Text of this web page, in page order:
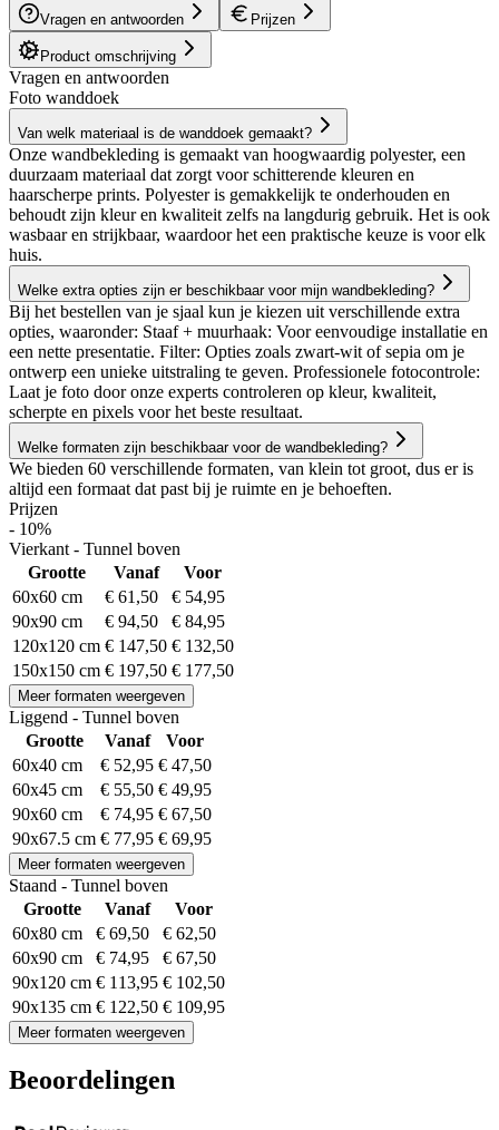
Vragen en antwoorden Prijzen
Product omschrijving
Vragen en antwoorden
Foto wanddoek
Van welk materiaal is de wanddoek gemaakt?
Onze wandbekleding is gemaakt van hoogwaardig polyester, een
duurzaam materiaal dat zorgt voor schitterende kleuren en
haarscherpe prints. Polyester is gemakkelijk te onderhouden en
behoudt zijn kleur en kwaliteit zelfs na langdurig gebruik. Het is ook
wasbaar en strijkbaar, waardoor het een praktische keuze is voor elk
huis.
Welke extra opties zijn er beschikbaar voor mijn wandbekleding?
Bij het bestellen van je sjaal kun je kiezen uit verschillende extra
opties, waaronder: Staaf + muurhaak: Voor eenvoudige installatie en
een nette presentatie. Filter: Opties zoals zwart-wit of sepia om je
ontwerp een unieke uitstraling te geven. Professionele fotocontrole:
Laat je foto door onze experts controleren op kleur, kwaliteit,
scherpte en pixels voor het beste resultaat.
Welke formaten zijn beschikbaar voor de wandbekleding?
We bieden 60 verschillende formaten, van klein tot groot, dus er is
altijd een formaat dat past bij je ruimte en je behoeften.
Prijzen
- 10%
Vierkant - Tunnel boven
Grootte
Vanaf
Voor
60x60 cm
€ 61,50
€ 54,95
90x90 cm
€ 94,50
€ 84,95
120x120 cm € 147,50 € 132,50
150x150 cm € 197,50 € 177,50
Meer formaten weergeven
Liggend - Tunnel boven
Grootte
Vanaf
Voor
60x40 cm
€ 52,95 € 47,50
60x45 cm
€ 55,50 € 49,95
90x60 cm
€ 74,95 € 67,50
90x67.5 cm € 77,95 € 69,95
Meer formaten weergeven
Staand - Tunnel boven
Grootte
Vanaf
Voor
60x80 cm
€ 69,50
€ 62,50
60x90 cm
€ 74,95
€ 67,50
90x120 cm € 113,95 € 102,50
90x135 cm € 122,50 € 109,95
Meer formaten weergeven
Beoordelingen